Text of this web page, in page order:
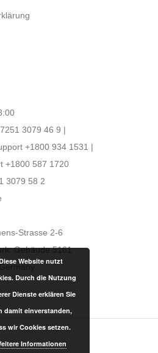
3079 46 9 |
+1800 934 1531 |
+1800 587 1720
3079 58 2
Strasse 2-6
Gebäude 5161
Website nutzt
Durch die Nutzung
Dienste erklären Sie
damit einverstanden,
wir Cookies setzen.
Informationen